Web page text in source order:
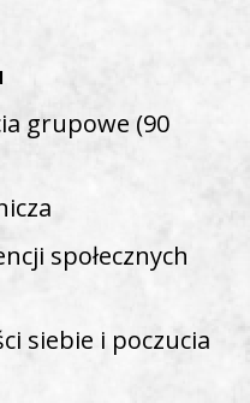
grupowe (90
społecznych
siebie i poczucia